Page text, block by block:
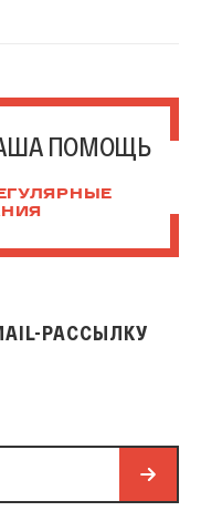
ПОМОЩЬ
РАССЫЛКУ